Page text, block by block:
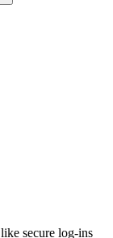
secure log-ins